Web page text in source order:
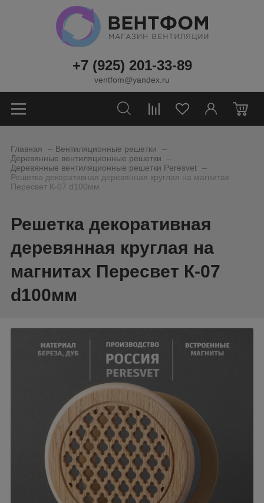
+7 (925) 201-33-89
ventfom@yandex.ru
0
Главная Вентиляционные решетки
Деревянные вентиляционные решетки
Деревянные вентиляционные решетки Peresvet
Решетка декоративная деревянная круглая на магнитах
Пересвет К-07 d100мм
Решетка декоративная
деревянная круглая на
магнитах Пересвет К-07
d100мм